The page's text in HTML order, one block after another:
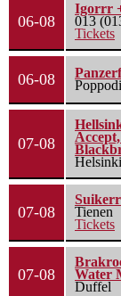
06-08
Igorrr
013
Tickets
06-08
07-08
Helsinki
07-08
Tienen
Tickets
07-08
Water
Duffel